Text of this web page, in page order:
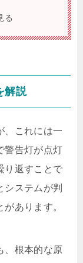
る
解説
、これには一
警告灯が点灯
り返すことで
システムが判
あります。
、根本的な原